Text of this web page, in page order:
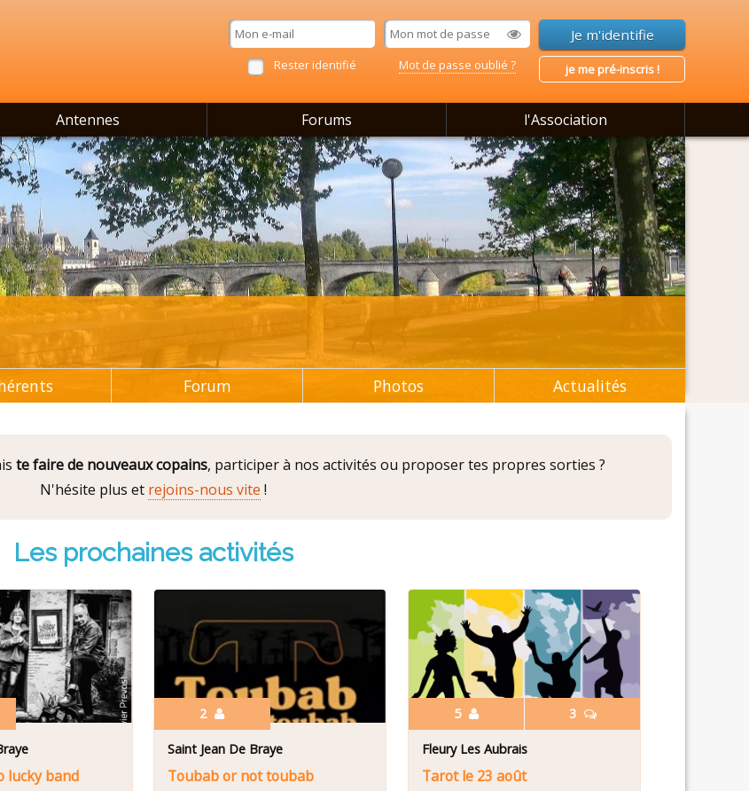
Rester identifié Mot de passe oublié ? je me pré-inscris !
Antennes Forums l'Association
Forum Photos Actualités
te faire de nouveaux copains, participer à nos activités ou proposer tes propres sorties ?
N'hésite plus et rejoins-nous vite !
Les prochaines activités
lucky band
2
Saint Jean De Braye
Toubab or not toubab
5 3
Fleury Les Aubrais
Tarot le 23 août